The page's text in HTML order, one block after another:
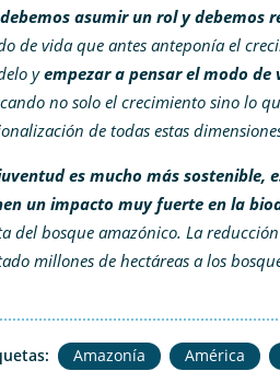
asumir un rol y debemos
de vida que antes anteponía el
yempezar a pensar el modo
no solo el crecimiento sino lo
de todas estas
es mucho más sostenible,
un impacto muy fuerte en la
del bosque amazónico. La
millones de hectáreas a los
Amazonía América